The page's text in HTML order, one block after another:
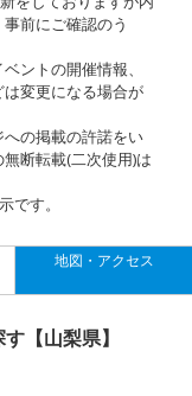
前にご確認のう
ントの開催情報、
変更になる場合が
の掲載の許諾をい
断転載(二次使用)は
です。
地図・アクセス
【山梨県】